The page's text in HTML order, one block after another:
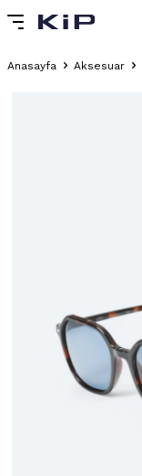
Anasayfa Aksesuar